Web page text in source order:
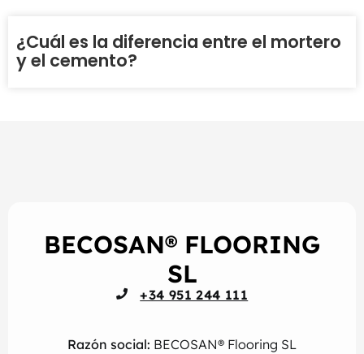
¿Cuál es la diferencia entre el mortero
y el cemento?
BECOSAN® FLOORING
SL
+34 951 244 111
Razón social: BECOSAN® Flooring SL